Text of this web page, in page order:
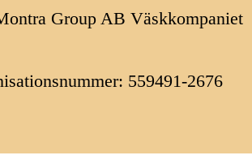
Group AB Väskkompaniet
559491-2676